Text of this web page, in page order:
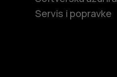
Servis i popravke